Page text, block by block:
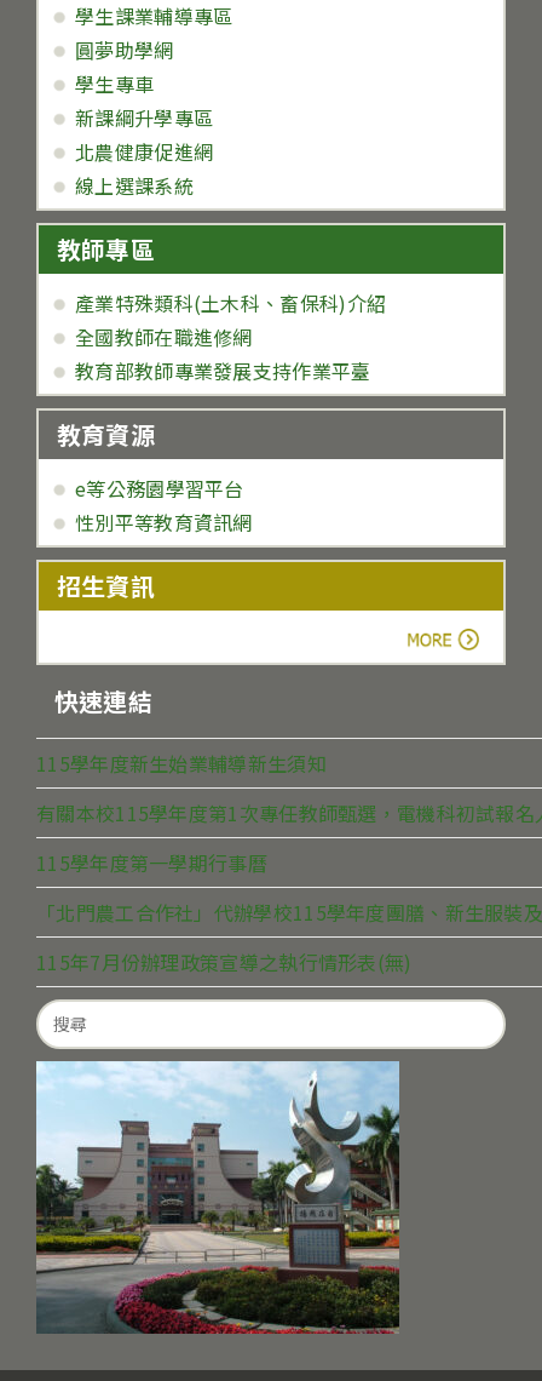
學生課業輔導專區
圓夢助學網
學生專車
新課綱升學專區
北農健康促進網
線上選課系統
教師專區
產業特殊類科(土木科、畜保科)介紹
全國教師在職進修網
教育部教師專業發展支持作業平臺
教育資源
e等公務園學習平台
性別平等教育資訊網
招生資訊
快速連結
115學年度新生始業輔導新生須知
有關本校115學年度第1次專任教師甄選，電機科初試報
115學年度第一學期行事曆
「北門農工合作社」代辦學校115學年度團膳、新生服裝
115年7月份辦理政策宣導之執行情形表(無)
Search
for: